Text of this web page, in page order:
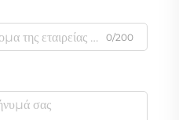
0/200